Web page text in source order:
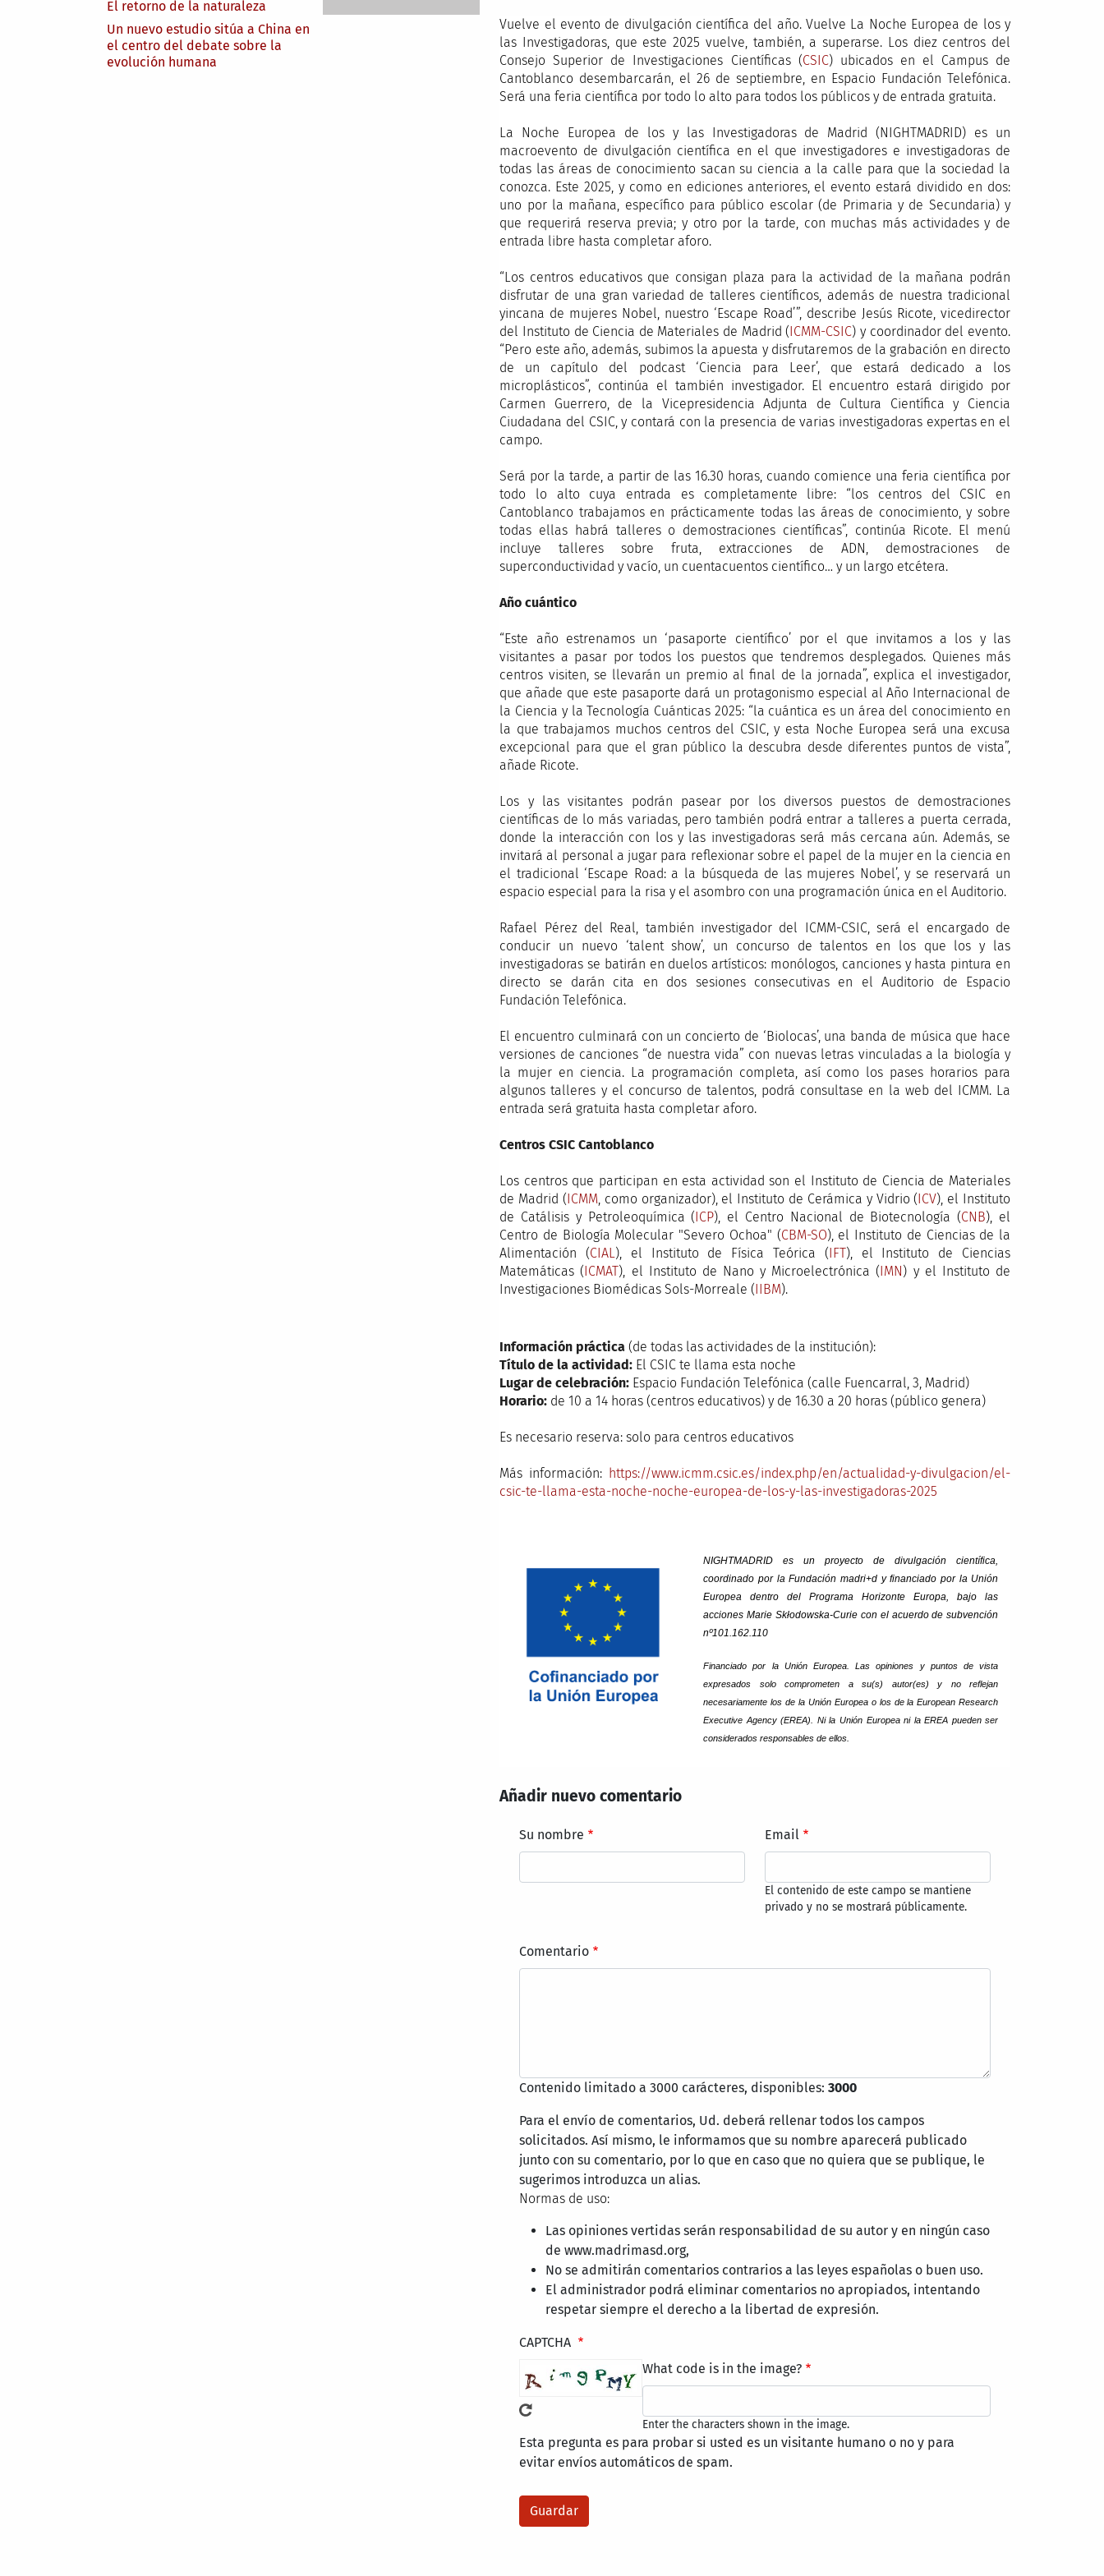
El retorno de la naturaleza
Un nuevo estudio sitúa a China en
el centro del debate sobre la
evolución humana
Vuelve el evento de divulgación científica del año. Vuelve La Noche Europea de los y
las Investigadoras, que este 2025 vuelve, también, a superarse. Los diez centros del
Consejo Superior de Investigaciones Científicas (CSIC) ubicados en el Campus de
Cantoblanco desembarcarán, el 26 de septiembre, en Espacio Fundación Telefónica.
Será una feria científica por todo lo alto para todos los públicos y de entrada gratuita.
La Noche Europea de los y las Investigadoras de Madrid (NIGHTMADRID) es un
macroevento de divulgación científica en el que investigadores e investigadoras de
todas las áreas de conocimiento sacan su ciencia a la calle para que la sociedad la
conozca. Este 2025, y como en ediciones anteriores, el evento estará dividido en dos:
uno por la mañana, específico para público escolar (de Primaria y de Secundaria) y
que requerirá reserva previa; y otro por la tarde, con muchas más actividades y de
entrada libre hasta completar aforo.
“Los centros educativos que consigan plaza para la actividad de la mañana podrán
disfrutar de una gran variedad de talleres científicos, además de nuestra tradicional
yincana de mujeres Nobel, nuestro ‘Escape Road’”, describe Jesús Ricote, vicedirector
del Instituto de Ciencia de Materiales de Madrid ( ICMM-CSIC) y coordinador del evento.
“Pero este año, además, subimos la apuesta y disfrutaremos de la grabación en directo
de un capítulo del podcast ‘Ciencia para Leer’, que estará dedicado a los
microplásticos”, continúa el también investigador. El encuentro estará dirigido por
Carmen Guerrero, de la Vicepresidencia Adjunta de Cultura Científica y Ciencia
Ciudadana del CSIC, y contará con la presencia de varias investigadoras expertas en el
campo.
Será por la tarde, a partir de las 16.30 horas, cuando comience una feria científica por
todo lo alto cuya entrada es completamente libre: “los centros del CSIC en
Cantoblanco trabajamos en prácticamente todas las áreas de conocimiento, y sobre
todas ellas habrá talleres o demostraciones científicas”, continúa Ricote. El menú
incluye talleres sobre fruta, extracciones de ADN, demostraciones de
superconductividad y vacío, un cuentacuentos científico… y un largo etcétera.
Año cuántico
“Este año estrenamos un ‘pasaporte científico’ por el que invitamos a los y las
visitantes a pasar por todos los puestos que tendremos desplegados. Quienes más
centros visiten, se llevarán un premio al final de la jornada”, explica el investigador,
que añade que este pasaporte dará un protagonismo especial al Año Internacional de
la Ciencia y la Tecnología Cuánticas 2025: “la cuántica es un área del conocimiento en
la que trabajamos muchos centros del CSIC, y esta Noche Europea será una excusa
excepcional para que el gran público la descubra desde diferentes puntos de vista”,
añade Ricote.
Los y las visitantes podrán pasear por los diversos puestos de demostraciones
científicas de lo más variadas, pero también podrá entrar a talleres a puerta cerrada,
donde la interacción con los y las investigadoras será más cercana aún. Además, se
invitará al personal a jugar para reflexionar sobre el papel de la mujer en la ciencia en
el tradicional ‘Escape Road: a la búsqueda de las mujeres Nobel’, y se reservará un
espacio especial para la risa y el asombro con una programación única en el Auditorio.
Rafael Pérez del Real, también investigador del ICMM-CSIC, será el encargado de
conducir un nuevo ‘talent show’, un concurso de talentos en los que los y las
investigadoras se batirán en duelos artísticos: monólogos, canciones y hasta pintura en
directo se darán cita en dos sesiones consecutivas en el Auditorio de Espacio
Fundación Telefónica.
El encuentro culminará con un concierto de ‘Biolocas’, una banda de música que hace
versiones de canciones “de nuestra vida” con nuevas letras vinculadas a la biología y
la mujer en ciencia. La programación completa, así como los pases horarios para
algunos talleres y el concurso de talentos, podrá consultase en la web del ICMM. La
entrada será gratuita hasta completar aforo.
Centros CSIC Cantoblanco
Los centros que participan en esta actividad son el Instituto de Ciencia de Materiales
de Madrid ( ICMM, como organizador), el Instituto de Cerámica y Vidrio ( ICV), el Instituto
de Catálisis y Petroleoquímica ( ICP), el Centro Nacional de Biotecnología (CNB), el
Centro de Biología Molecular "Severo Ochoa" (CBM-SO), el Instituto de Ciencias de la
Alimentación (CIAL), el Instituto de Física Teórica ( IFT), el Instituto de Ciencias
Matemáticas ( ICMAT), el Instituto de Nano y Microelectrónica ( IMN) y el Instituto de
Investigaciones Biomédicas Sols-Morreale ( IIBM).
Información práctica (de todas las actividades de la institución):
Título de la actividad: El CSIC te llama esta noche
Lugar de celebración: Espacio Fundación Telefónica (calle Fuencarral, 3, Madrid)
Horario: de 10 a 14 horas (centros educativos) y de 16.30 a 20 horas (público genera)
Es necesario reserva: solo para centros educativos
Más información: https://www.icmm.csic.es/index.php/en/actualidad-y-divulgacion/el-
csic-te-llama-esta-noche-noche-europea-de-los-y-las-investigadoras-2025
NIGHTMADRID es un proyecto de divulgación científica,
coordinado por la Fundación madri+d y financiado por la Unión
Europea dentro del Programa Horizonte Europa, bajo las
acciones Marie Skłodowska-Curie con el acuerdo de subvención
nº101.162.110
Financiado por la Unión Europea. Las opiniones y puntos de vista
expresados solo comprometen a su(s) autor(es) y no reflejan
necesariamente los de la Unión Europea o los de la European Research
Executive Agency (EREA). Ni la Unión Europea ni la EREA pueden ser
considerados responsables de ellos.
Añadir nuevo comentario
Su nombre Email
El contenido de este campo se mantiene
privado y no se mostrará públicamente.
Comentario
Contenido limitado a 3000 carácteres, disponibles:3000
Para el envío de comentarios, Ud. deberá rellenar todos los campos
solicitados. Así mismo, le informamos que su nombre aparecerá publicado
junto con su comentario, por lo que en caso que no quiera que se publique, le
sugerimos introduzca un alias.
Normas de uso:
Las opiniones vertidas serán responsabilidad de su autor y en ningún caso
de www.madrimasd.org,
No se admitirán comentarios contrarios a las leyes españolas o buen uso.
El administrador podrá eliminar comentarios no apropiados, intentando
respetar siempre el derecho a la libertad de expresión.
CAPTCHA
What code is in the image?
Enter the characters shown in the image.
Esta pregunta es para probar si usted es un visitante humano o no y para
evitar envíos automáticos de spam.